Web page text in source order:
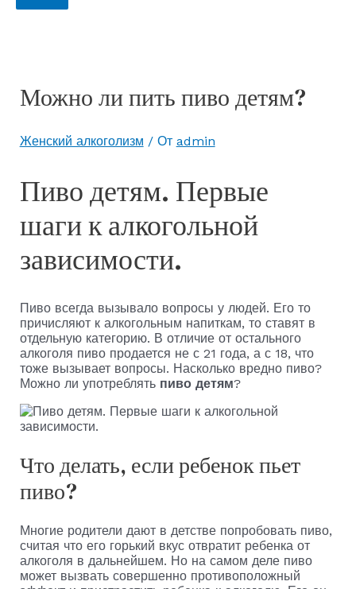
Можно ли пить пиво детям?
Женский алкоголизм / От admin
Пиво детям. Первые
шаги к алкогольной
зависимости.
Пиво всегда вызывало вопросы у людей. Его то
причисляют к алкогольным напиткам, то ставят в
отдельную категорию. В отличие от остального
алкоголя пиво продается не с 21 года, а с 18, что
тоже вызывает вопросы. Насколько вредно пиво?
Можно ли употреблять пиво детям?
Что делать, если ребенок пьет
пиво?
Многие родители дают в детстве попробовать пиво,
считая что его горький вкус отвратит ребенка от
алкоголя в дальнейшем. Но на самом деле пиво
может вызвать совершенно противоположный